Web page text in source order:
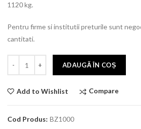
1120 kg.
Pentru firme si institutii preturile sunt
cantitati.
ADAUGĂ ÎN COȘ
Add to Wishlist Compare
Cod Produs: BZ1000